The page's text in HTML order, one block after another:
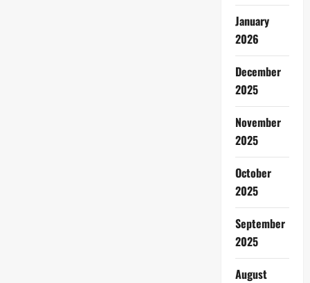
January
2026
December
2025
November
2025
October
2025
September
2025
August